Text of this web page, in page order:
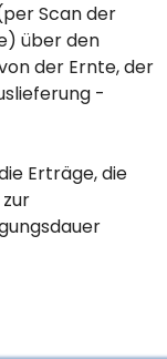
Scan der
über den
der Ernte, der
-
Erträge, die